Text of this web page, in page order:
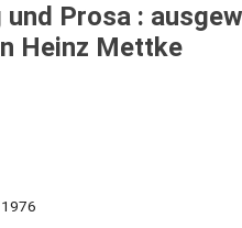
Prosa :
Heinz Mettke
1976